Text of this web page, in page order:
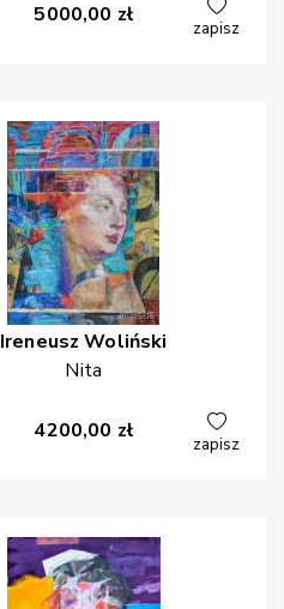
5000,00 zł
zapisz
Ireneusz Woliński
Nita
4200,00 zł
zapisz